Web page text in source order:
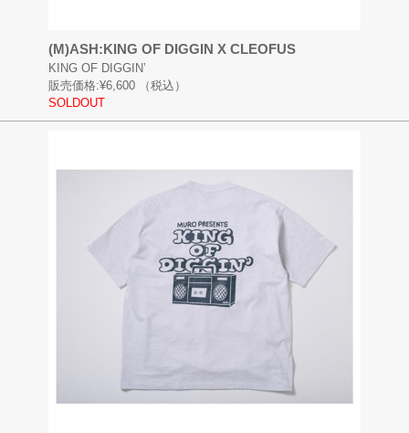
(M)ASH:KING OF DIGGIN X CLEOFUS
KING OF DIGGIN’
販売価格:¥6,600
（税込）
SOLDOUT